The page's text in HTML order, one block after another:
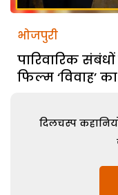
भोजपुरी
पारिवारिक
फिल्म ‘विवाह’
दिलचस्प